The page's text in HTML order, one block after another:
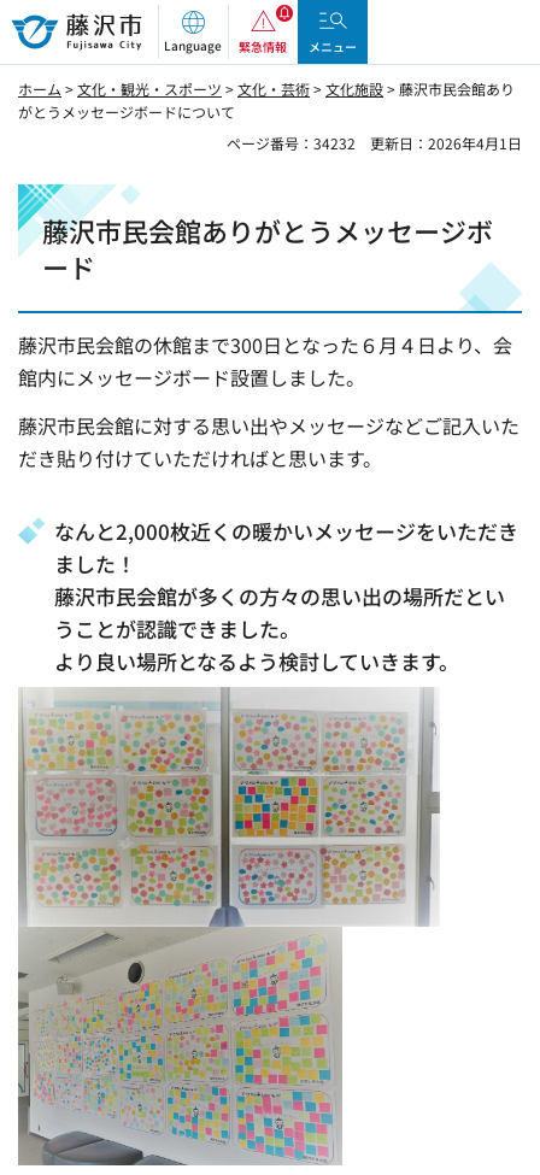
藤沢市
Language 緊急情報 メニュー
ホーム >文化・観光・スポーツ >文化・芸術>文化施設> 藤沢市民会館あり
がとうメッセージボードについて
ページ番号：34232
更新日：2026年4月1日
藤沢市民会館ありがとうメッセージボ
ード
藤沢市民会館の休館まで300日となった６月４日より、会
館内にメッセージボード設置しました。
藤沢市民会館に対する思い出やメッセージなどご記入いた
だき貼り付けていただければと思います。
なんと2,000枚近くの暖かいメッセージをいただき
ました！
藤沢市民会館が多くの方々の思い出の場所だとい
うことが認識できました。
より良い場所となるよう検討していきます。